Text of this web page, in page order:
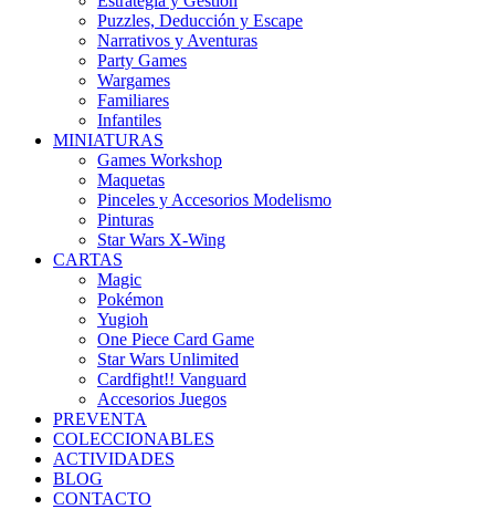
Puzzles, Deducción y Escape
Narrativos y Aventuras
Party Games
Wargames
Familiares
Infantiles
MINIATURAS
Games Workshop
Maquetas
Pinceles y Accesorios Modelismo
Pinturas
Star Wars X-Wing
CARTAS
Magic
Pokémon
Yugioh
One Piece Card Game
Star Wars Unlimited
Cardfight!! Vanguard
Accesorios Juegos
PREVENTA
COLECCIONABLES
ACTIVIDADES
BLOG
CONTACTO